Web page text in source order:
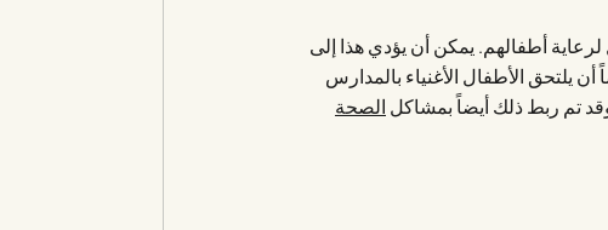
لرعاية أطفالهم. يمكن أن يؤدي هذا إلى
يلتحق الأطفال الأغنياء بالمدارس
وقد تم ربط ذلك أيضاً بمشاكل الصحة